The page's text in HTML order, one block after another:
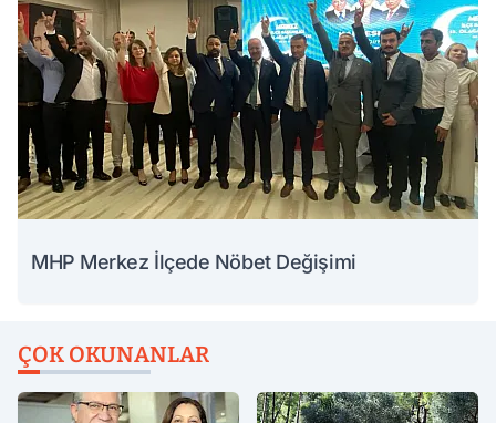
MHP Merkez İlçede Nöbet Değişimi
ÇOK OKUNANLAR